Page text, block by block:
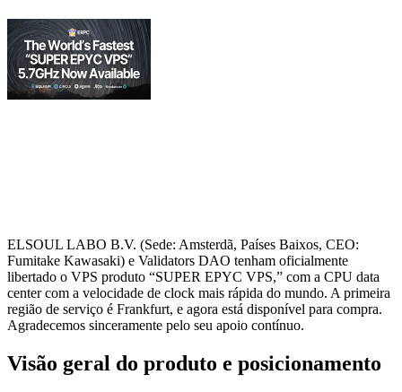
ELSOUL LABO B.V. (Sede: Amsterdã, Países Baixos, CEO:
Fumitake Kawasaki) e Validators DAO tenham oficialmente
libertado o VPS produto “SUPER EPYC VPS,” com a CPU data
center com a velocidade de clock mais rápida do mundo. A primeira
região de serviço é Frankfurt, e agora está disponível para compra.
Agradecemos sinceramente pelo seu apoio contínuo.
Visão geral do produto e posicionamento